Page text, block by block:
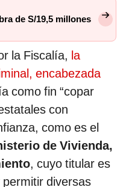
de S/19,5 millones
la Fiscalía, la
encabezada
como fin “copar
con
como es el
de Vivienda,
, cuyo titular es
permitir diversas